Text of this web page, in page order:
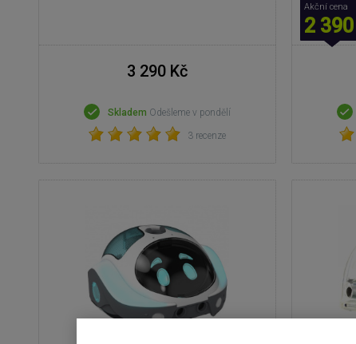
3 290 Kč
Skladem Odešleme v pondělí
3 recenze
Akční cena
2